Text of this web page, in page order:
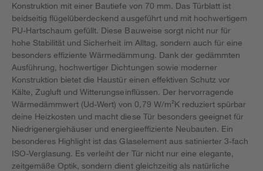
Konstruktion mit einer Bautiefe von 70 mm. Das Türblatt ist
beidseitig flügelüberdeckend ausgeführt und mit hochwertigem
PU-Hartschaum gefüllt. Diese Bauweise sorgt nicht nur für
hohe Stabilität und Sicherheit im Alltag, sondern auch für eine
besonders effiziente Wärmedämmung. Dank der gedämmten
Ausführung, hochwertiger Dichtungen sowie moderner
Konstruktion bietet die Haustür einen effektiven Schutz vor
Kälte, Zugluft und Witterungseinflüssen. Der hervorragende
Wärmedämmwert (Ud-Wert) von 0,79 W/m²K reduziert spürbar
deine Heizkosten und macht diese Tür besonders geeignet für
Niedrigenergiehäuser und energieeffiziente Neubauten. Ein
besonderes Highlight ist das Glaselement aus satinierter 3-fach
ISO-Verglasung. Es verleiht der Tür nicht nur eine elegante,
zeitgemäße Optik, sondern dient gleichzeitig als natürliche